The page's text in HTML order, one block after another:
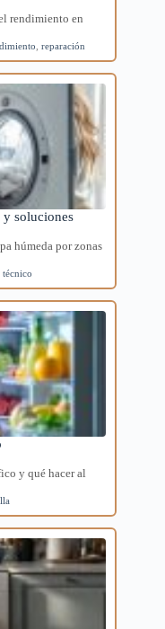
rendimiento en
reparación
y soluciones
húmeda por zonas
y qué hacer al